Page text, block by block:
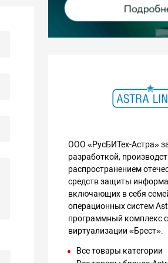
ООО «РусБИТех-Астра»
разработкой,
распространением
средств защиты
включающих в себя
операционных систем
программный комплекс
виртуализации «Брест».
Все товары категории